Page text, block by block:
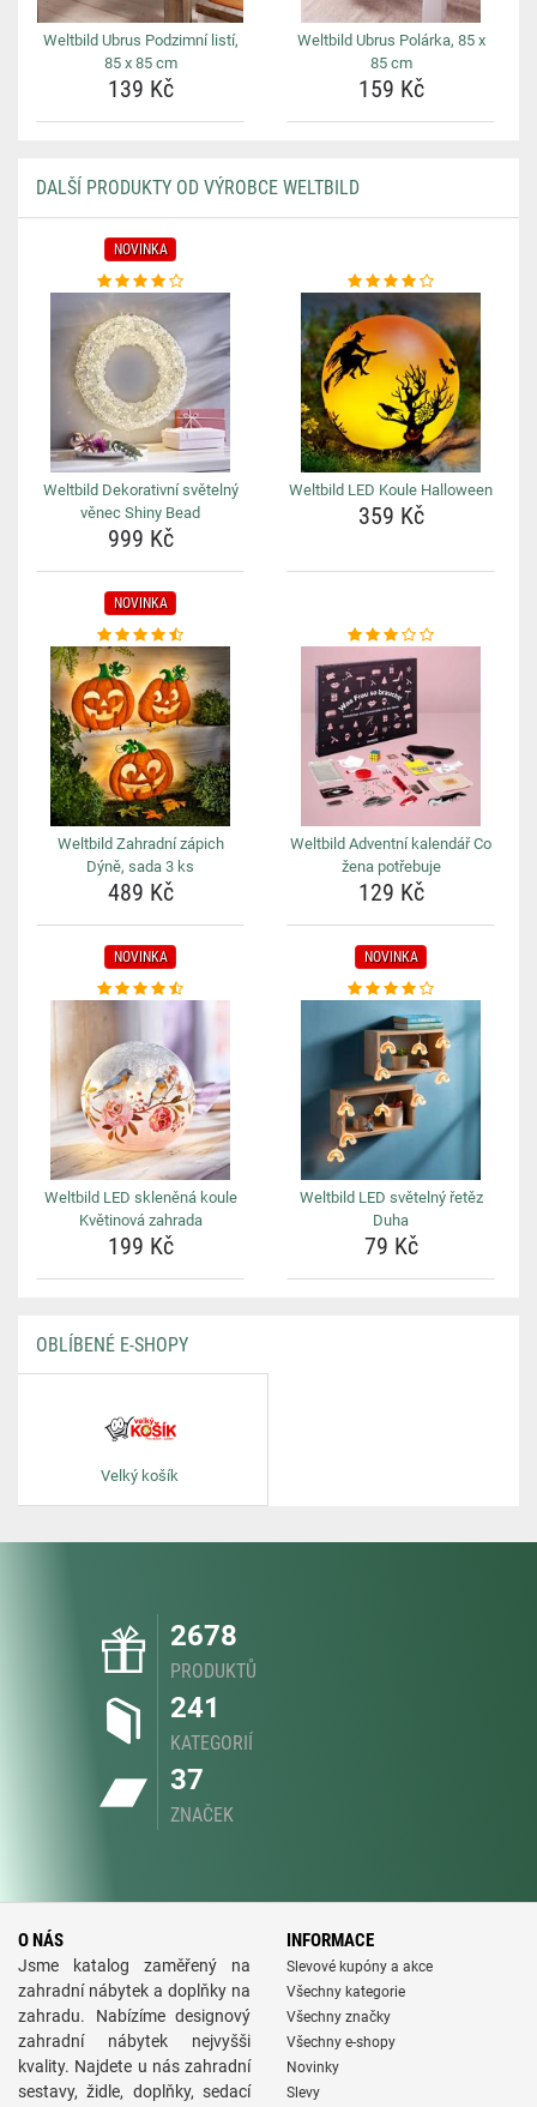
Weltbild Ubrus Podzimní listí,
85 x 85 cm
139 Kč
Weltbild Ubrus Polárka, 85 x
85 cm
159 Kč
DALŠÍ PRODUKTY OD VÝROBCE WELTBILD
NOVINKA
Weltbild Dekorativní světelný
věnec Shiny Bead
999 Kč
Weltbild LED Koule Halloween
359 Kč
NOVINKA
Weltbild Zahradní zápich
Dýně, sada 3 ks
489 Kč
Weltbild Adventní kalendář Co
žena potřebuje
129 Kč
NOVINKA
Weltbild LED skleněná koule
Květinová zahrada
199 Kč
NOVINKA
Weltbild LED světelný řetěz
Duha
79 Kč
OBLÍBENÉ E-SHOPY
Velký košík
2678
PRODUKTŮ
241
KATEGORIÍ
37
ZNAČEK
O NÁS
Jsme katalog zaměřený na
zahradní nábytek a doplňky na
zahradu. Nabízíme designový
zahradní nábytek nejvyšši
kvality. Najdete u nás zahradní
sestavy, židle, doplňky, sedací
INFORMACE
Slevové kupóny a akce
Všechny kategorie
Všechny značky
Všechny e-shopy
Novinky
Slevy